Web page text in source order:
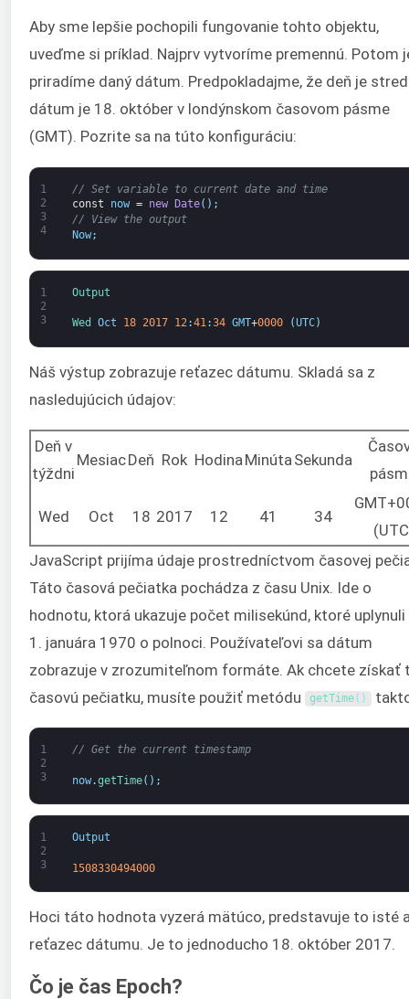
Aby sme lepšie pochopili fungovanie tohto objektu,
uveďme si príklad. Najprv vytvoríme premennú. Potom
priradíme daný dátum. Predpokladajme, že deň je
dátum je 18. október v londýnskom časovom pásme
(GMT). Pozrite sa na túto konfiguráciu:
1
2
3
4
// Set variable to current date and time
const
now = new Date( ) ;
// View the output
Now;
1
2
3
Output
Wed Oct 18 2017 12:41:34 GMT+0000 (UTC)
Náš výstup zobrazuje reťazec dátumu. Skladá sa z
nasledujúcich údajov:
Deň v
týždni
MesiacDeň Rok Hodina Minúta Sekunda
Wed Oct 18 2017 12 41 34
JavaScript prijíma údaje prostredníctvom časovej
Táto časová pečiatka pochádza z času Unix. Ide o
hodnotu, ktorá ukazuje počet milisekúnd, ktoré
1. januára 1970 o polnoci. Používateľovi sa dátum
zobrazuje v zrozumiteľnom formáte. Ak chcete získať
časovú pečiatku, musíte použiť metódu
getTime( )
1
2
3
// Get the current timestamp
now.getTime( ) ;
1
2
3
Output
1508330494000
Hoci táto hodnota vyzerá mätúco, predstavuje to isté
reťazec dátumu. Je to jednoducho 18. október 2017.
Čo je čas Epoch?